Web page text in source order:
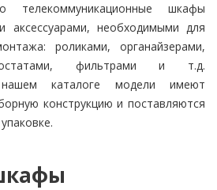
шкафы
аксессуарами, необходимыми для
роликами, органайзерами,
фильтрами и т.д.
каталоге модели имеют
конструкцию и поставляются